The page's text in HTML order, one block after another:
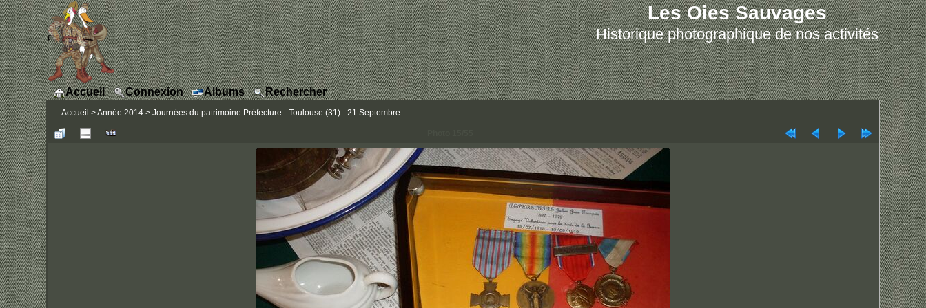
Les Oies Sauvages
Historique photographique de nos activités
Accueil Connexion Albums Rechercher
Accueil >Année 2014> Journées du patrimoine Préfecture - Toulouse (31) - 21 Septembre